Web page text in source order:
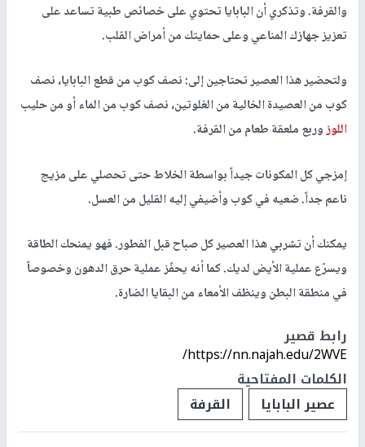
والقرفة. وتذكري أن البابايا تحتوي على خصائص طبية تساعد على
تعزيز جهازك المناعي وعلى حمايتك من أمراض القلب.
ولتحضير هذا العصير تحتاجين إلى: نصف كوب من قطع البابايا، نصف
كوب من العصيدة الخالية من الغلوتين، نصف كوب من الماء أو من حليب
اللوزوربع ملعقة طعام من القرفة.
إمزجي كل المكونات جيداً بواسطة الخلاط حتى تحصلي على مزيج
ناعم جداً. ضعيه في كوب وأضيفي إليه القليل من العسل.
يمكنك أن تشربي هذا العصير كل صباح قبل الفطور. فهو يمنحك الطاقة
ويسرّع عملية الأيض لديك. كما أنه يحفّز عملية حرق الدهون وخصوصاً
في منطقة البطن وينظف الأمعاء من البقايا الضارة.
رابط قصير
https://nn.najah.edu/2WVE/
الكلمات المفتاحية
عصير البابايا
القرفة